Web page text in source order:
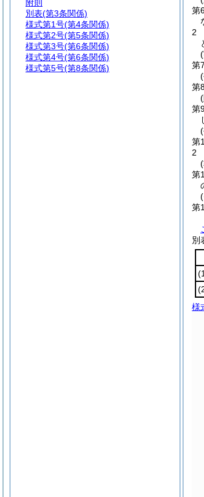
第
2
第
第
第
第
2
第
第
別
様
附則
別表(第3条関係)
様式第1号(第4条関係)
様式第2号(第5条関係)
様式第3号(第6条関係)
様式第4号(第6条関係)
様式第5号(第8条関係)